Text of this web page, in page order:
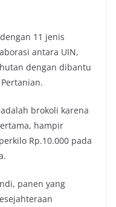
11 jenis
antara UIN,
dengan dibantu
brokoli karena
hampir
Rp.10.000 pada
panen yang